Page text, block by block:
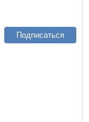
Подписаться